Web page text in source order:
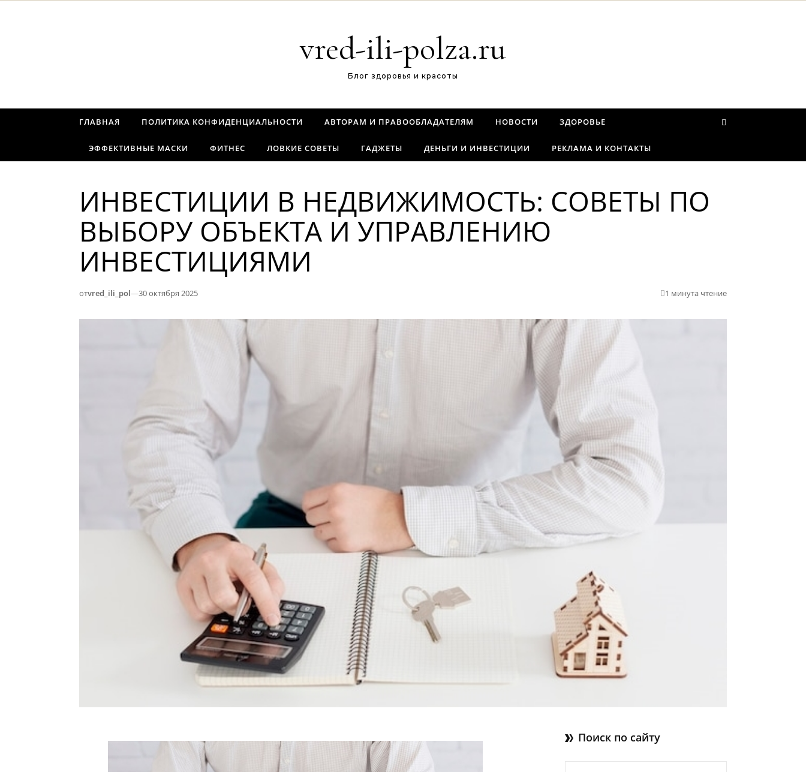
vred-ili-polza.ru
Блог здоровья и красоты
ГЛАВНАЯ ПОЛИТИКА КОНФИДЕНЦИАЛЬНОСТИ АВТОРАМ И ПРАВООБЛАДАТЕЛЯМ НОВОСТИ ЗДОРОВЬЕ
ЭФФЕКТИВНЫЕ МАСКИ ФИТНЕС ЛОВКИЕ СОВЕТЫ ГАДЖЕТЫ ДЕНЬГИ И ИНВЕСТИЦИИ РЕКЛАМА И КОНТАКТЫ
ИНВЕСТИЦИИ В НЕДВИЖИМОСТЬ: СОВЕТЫ ПО
ВЫБОРУ ОБЪЕКТА И УПРАВЛЕНИЮ
ИНВЕСТИЦИЯМИ
отvred_ili_pol—30 октября 2025 1 минута чтение
Поиск по сайту